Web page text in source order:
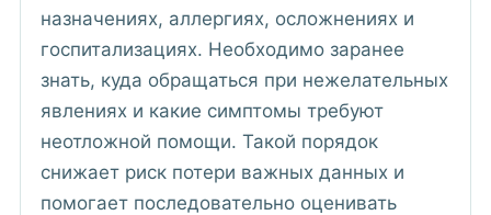
назначениях, аллергиях, осложнениях и
госпитализациях. Необходимо заранее
знать, куда обращаться при нежелательных
явлениях и какие симптомы требуют
неотложной помощи. Такой порядок
снижает риск потери важных данных и
помогает последовательно оценивать